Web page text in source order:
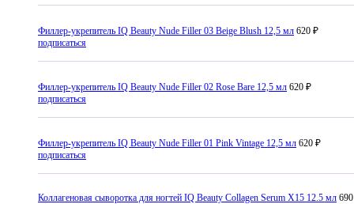
Филлер-укрепитель IQ Beauty Nude Filler 03 Beige Blush 12,5 мл 620 ₽
подписаться
Филлер-укрепитель IQ Beauty Nude Filler 02 Rose Bare 12,5 мл 620 ₽
подписаться
Филлер-укрепитель IQ Beauty Nude Filler 01 Pink Vintage 12,5 мл 620 ₽
подписаться
Коллагеновая сыворотка для ногтей IQ Beauty Collagen Serum X15 12.5 мл 690